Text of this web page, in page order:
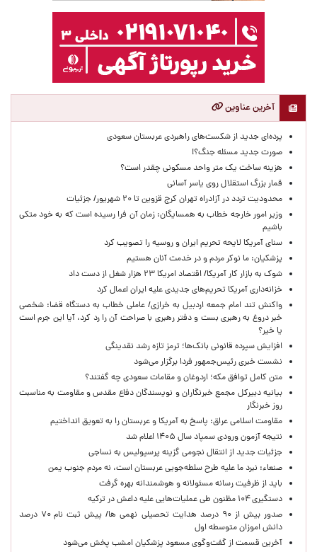
آخرین عناوین
پرده‌ای جدید از شکست‌های راهبردی عربستان سعودی
صورت جدید مسئله جنگ؟!
هزینه ساخت یک متر واحد مسکونی چقدر است؟
قمار بزرگ استقلال روی یاسر آسانی
محدودیت تردد در آزادراه تهران کرج قزوین تا ۲۰ شهریور/ جزئیات
وزیر امور خارجه خطاب به همسایگان: زمان آن فرا رسیده است که به خود متکی
باشیم
سنای آمریکا لایحه تحریم ایران و روسیه را تصویب کرد
پزشکیان: ما نوکر مردم و در خدمت آنان هستیم
شوک به بازار کار آمریکا/ اقتصاد امریکا ۲۳ هزار شغل از دست داد
خزانه‌داری آمریکا تحریم‌های جدیدی علیه ایران اعمال کرد
واکنش تند امام جمعه اردبیل به خرازی/ عاملی خطاب به دستگاه قضا: شخصی
خبر دروغ به رهبری بست و دفتر رهبری با صراحت آن را رد کرد، آیا این جرم است
یا خیر؟
افزایش سپرده قانونی بانک‌ها؛ ترمز تازه رشد نقدینگی
نشست خبری رئیس‌جمهور فردا برگزار می‌شود
متن کامل توافق مکه؛ اردوغان و مقامات سعودی چه گفتند؟
بیانیه دبیرکل مجمع خبرنگاران و نویسندگان دفاع مقدس و مقاومت به مناسبت
روز خبرنگار
مقاومت اسلامی عراق: پاسخ به آمریکا و عربستان را به تعویق انداختیم
نتیجه آزمون ورودی سمپاد سال ۱۴۰۵ اعلام شد
جزئیات جدید از انتقال نجومی گزینه پرسپولیس به نساجی
صنعاء: نبرد ما علیه طرح سلطه‌جویی عربستان است، نه مردم جنوب یمن
باید از ظرفیت رسانه مسئولانه و هوشمندانه بهره گرفت
دستگیری ۱۰۴ مظنون طی عملیات‌هایی علیه داعش در ترکیه
صدور بیش از ۹۰ درصد هدایت تحصیلی نهمی ها/ پیش ثبت نام ۷۰ درصد
دانش اموزان متوسطه اول
آخرین قسمت از گفت‌وگوی مسعود پزشکیان امشب پخش می‌شود